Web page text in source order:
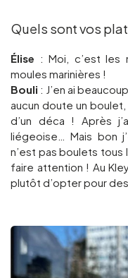
Quels sont vos
Élise : Moi, c’est les
moules marinières !
Bouli : J’en ai
aucun doute un
d’un déca ! Après
liégeoise… Mais bon
n’est pas boulets tous
faire attention ! Au
plutôt d’opter pour